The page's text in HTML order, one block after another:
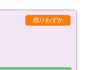
残りわずか